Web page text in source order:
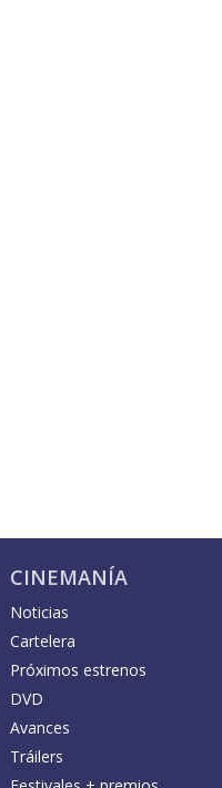
CINEMANÍA
Noticias
Cartelera
Próximos estrenos
DVD
Avances
Tráilers